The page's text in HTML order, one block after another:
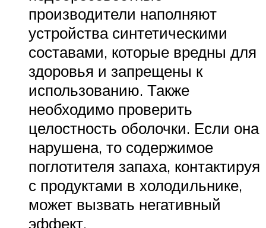
производители наполняют
устройства синтетическими
составами, которые вредны для
здоровья и запрещены к
использованию. Также
необходимо проверить
целостность оболочки. Если она
нарушена, то содержимое
поглотителя запаха, контактируя
с продуктами в холодильнике,
может вызвать негативный
эффект.